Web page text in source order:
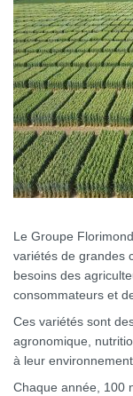
Le Groupe
variétés de grandes
besoins des
consommateurs et
Ces variétés sont
agronomique,
à leur
Chaque année, 100